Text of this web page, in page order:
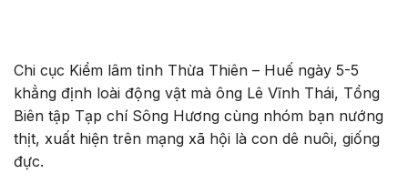
Chi cục Kiểm lâm tỉnh Thừa Thiên – Huế ngày 5-5
khẳng định loài động vật mà ông Lê Vĩnh Thái, Tổng
Biên tập Tạp chí Sông Hương cùng nhóm bạn nướng
thịt, xuất hiện trên mạng xã hội là con dê nuôi, giống
đực.